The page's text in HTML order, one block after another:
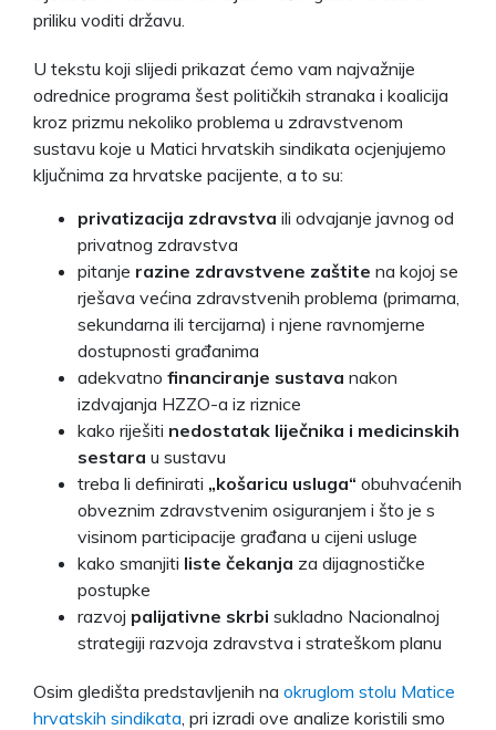
priliku voditi državu.
U tekstu koji slijedi prikazat ćemo vam najvažnije
odrednice programa šest političkih stranaka i koalicija
kroz prizmu nekoliko problema u zdravstvenom
sustavu koje u Matici hrvatskih sindikata ocjenjujemo
ključnima za hrvatske pacijente, a to su:
privatizacija zdravstva ili odvajanje javnog od
privatnog zdravstva
pitanje razine zdravstvene zaštite na kojoj se
rješava većina zdravstvenih problema (primarna,
sekundarna ili tercijarna) i njene ravnomjerne
dostupnosti građanima
adekvatno financiranje sustava nakon
izdvajanja HZZO-a iz riznice
kako riješiti nedostatak liječnika i medicinskih
sestara u sustavu
treba li definirati „košaricu usluga“ obuhvaćenih
obveznim zdravstvenim osiguranjem i što je s
visinom participacije građana u cijeni usluge
kako smanjiti liste čekanja za dijagnostičke
postupke
razvoj palijativne skrbi sukladno Nacionalnoj
strategiji razvoja zdravstva i strateškom planu
Osim gledišta predstavljenih na okruglom stolu Matice
hrvatskih sindikata , pri izradi ove analize koristili smo